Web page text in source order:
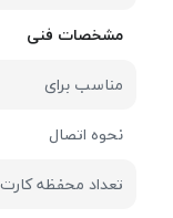
مشخصات فنی
مناسب برای
نحوه اتصال
تعداد محفظه کارت